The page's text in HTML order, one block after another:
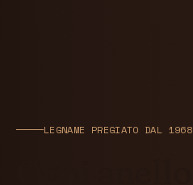
LEGNAME PREGIATO DAL 1968